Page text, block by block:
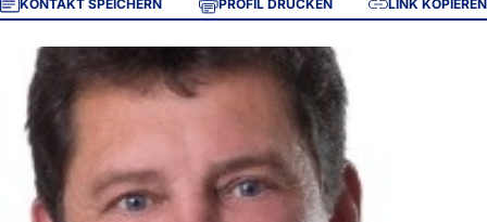
KONTAKT SPEICHERN PROFIL DRUCKEN LINK KOPIEREN